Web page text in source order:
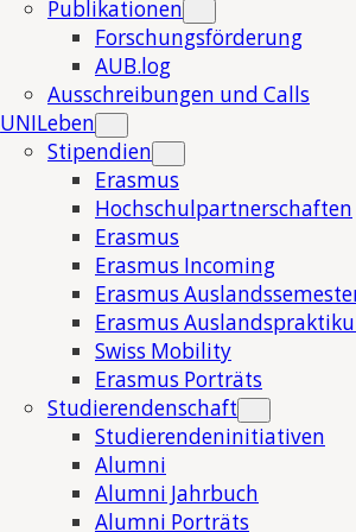
Publikationen
Forschungsförderung
AUB.log
Ausschreibungen und Calls
UNILeben
Stipendien
Erasmus
Hochschulpartnerschaften
Erasmus
Erasmus Incoming
Erasmus
Erasmus
Swiss Mobility
Erasmus Porträts
Studierendenschaft
Studierendeninitiativen
Alumni
Alumni Jahrbuch
Alumni Porträts